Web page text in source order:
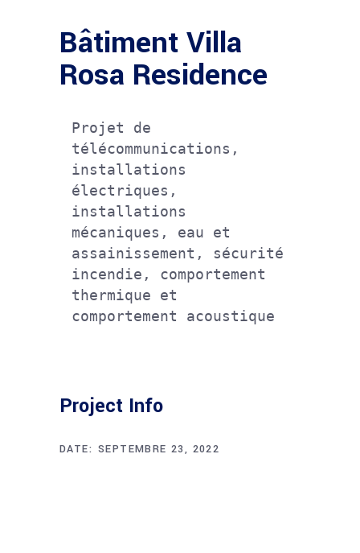
Bâtiment Villa
Rosa Residence
Projet de
télécommunications,
installations
électriques,
installations
mécaniques, eau et
assainissement, sécurité
incendie, comportement
thermique et
comportement acoustique
Project Info
DATE: SEPTEMBRE 23, 2022